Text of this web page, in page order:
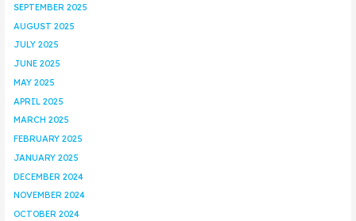
SEPTEMBER 2025
AUGUST 2025
JULY 2025
JUNE 2025
MAY 2025
APRIL 2025
MARCH 2025
FEBRUARY 2025
JANUARY 2025
DECEMBER 2024
NOVEMBER 2024
OCTOBER 2024